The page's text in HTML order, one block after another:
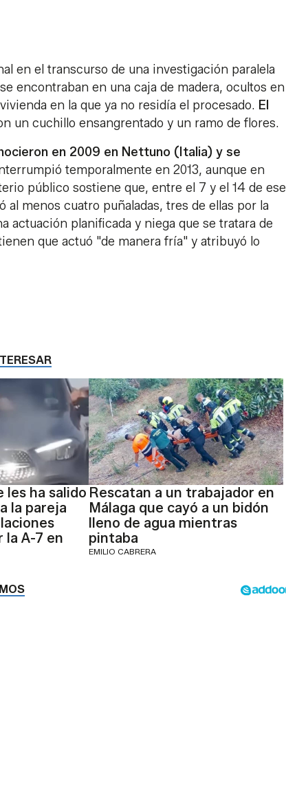
en el transcurso de una investigación paralela
encontraban en una caja de madera, ocultos en
en la que ya no residía el procesado. El
un cuchillo ensangrentado y un ramo de flores.
en 2009 en Nettuno (Italia) y se
temporalmente en 2013, aunque en
público sostiene que, entre el 7 y el 14 de ese
al menos cuatro puñaladas, tres de ellas por la
actuación planificada y niega que se tratara de
que actuó "de manera fría" y atribuyó lo
les ha salido
la pareja
la A-7 en
Rescatan a un trabajador en
Málaga que cayó a un bidón
lleno de agua mientras
pintaba
EMILIO CABRERA